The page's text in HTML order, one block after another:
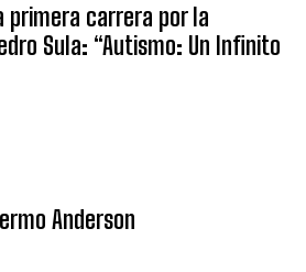
primera carrera por la
Sula: “Autismo: Un Infinito
Anderson